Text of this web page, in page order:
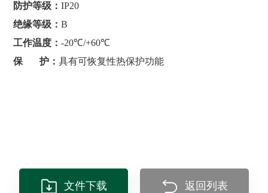
防护等级：IP20
绝缘等级：B
工作温度：-20℃/+60℃
保 护：具有可恢复性热保护功能
文件下载 返回列表